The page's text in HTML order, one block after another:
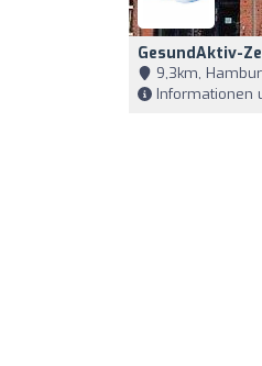
GesundAktiv-
9,3km,
Informationen